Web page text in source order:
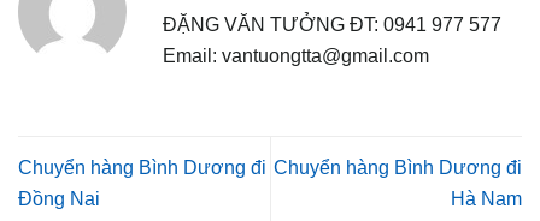
ĐẶNG VĂN TƯỞNG ĐT: 0941 977 577
Email: vantuongtta@gmail.com
Chuyển hàng Bình Dương đi
Đồng Nai
Chuyển hàng Bình Dương đi
Hà Nam